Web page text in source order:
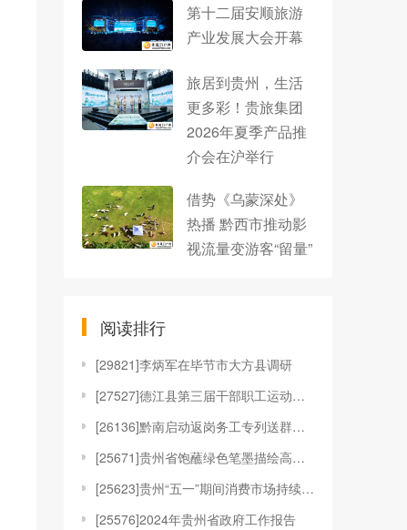
第十二届安顺旅游
产业发展大会开幕
旅居到贵州，生活
更多彩！贵旅集团
2026年夏季产品推
介会在沪举行
借势《乌蒙深处》
热播 黔西市推动影
视流量变游客“留量”
阅读排行
[29821]李炳军在毕节市大方县调研
[27527]德江县第三届干部职工运动会开幕
[26136]黔南启动返岗务工专列送群众外出就业
[25671]贵州省饱蘸绿色笔墨描绘高质量发展新画卷
[25623]贵州“五一”期间消费市场持续向好
[25576]2024年贵州省政府工作报告